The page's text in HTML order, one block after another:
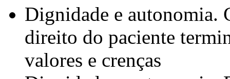
Dignidade e autonomia.
direito do paciente
valores e crenças